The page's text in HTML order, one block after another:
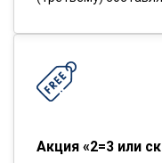
Акция «2=3 или